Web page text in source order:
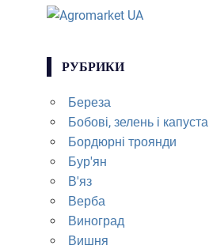
РУБРИКИ
Береза
Бобові, зелень і капуста
Бордюрні троянди
Бур'ян
В'яз
Верба
Виноград
Вишня